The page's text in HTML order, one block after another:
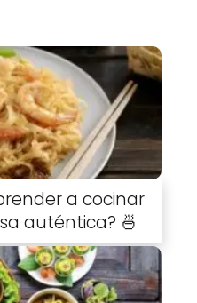
a cocinar
auténtica? 🍜